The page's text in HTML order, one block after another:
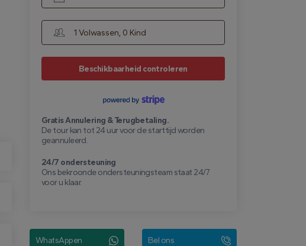
1 Volwassen, 0 Kind
Beschikbaarheid controleren
Gratis Annulering & Terugbetaling.
De tour kan tot 24 uur voor de starttijd worden
geannuleerd.
24/7 ondersteuning
Ons bekroonde ondersteuningsteam staat 24/7
voor u klaar.
WhatsAppen Bel ons